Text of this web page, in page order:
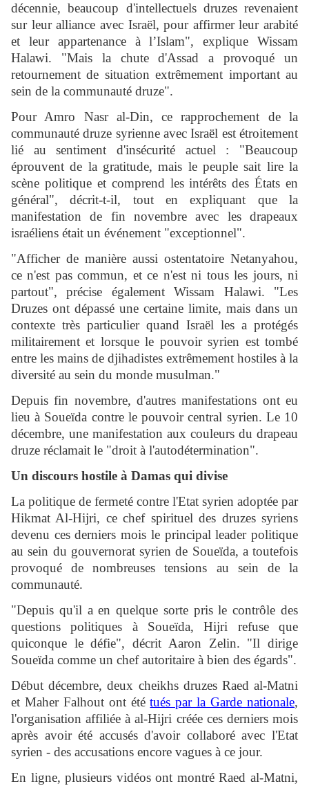
décennie, beaucoup d'intellectuels druzes revenaient
sur leur alliance avec Israël, pour affirmer leur arabité
et leur appartenance à l’Islam", explique Wissam
Halawi. "Mais la chute d'Assad a provoqué un
retournement de situation extrêmement important au
sein de la communauté druze".
Pour Amro Nasr al-Din, ce rapprochement de la
communauté druze syrienne avec Israël est étroitement
lié au sentiment d'insécurité actuel : "Beaucoup
éprouvent de la gratitude, mais le peuple sait lire la
scène politique et comprend les intérêts des États en
général", décrit-t-il, tout en expliquant que la
manifestation de fin novembre avec les drapeaux
israéliens était un événement "exceptionnel".
"Afficher de manière aussi ostentatoire Netanyahou,
ce n'est pas commun, et ce n'est ni tous les jours, ni
partout", précise également Wissam Halawi. "Les
Druzes ont dépassé une certaine limite, mais dans un
contexte très particulier quand Israël les a protégés
militairement et lorsque le pouvoir syrien est tombé
entre les mains de djihadistes extrêmement hostiles à la
diversité au sein du monde musulman."
Depuis fin novembre, d'autres manifestations ont eu
lieu à Soueïda contre le pouvoir central syrien. Le 10
décembre, une manifestation aux couleurs du drapeau
druze réclamait le "droit à l'autodétermination".
Un discours hostile à Damas qui divise
La politique de fermeté contre l'Etat syrien adoptée par
Hikmat Al-Hijri, ce chef spirituel des druzes syriens
devenu ces derniers mois le principal leader politique
au sein du gouvernorat syrien de Soueïda, a toutefois
provoqué de nombreuses tensions au sein de la
communauté.
"Depuis qu'il a en quelque sorte pris le contrôle des
questions politiques à Soueïda, Hijri refuse que
quiconque le défie", décrit Aaron Zelin. "Il dirige
Soueïda comme un chef autoritaire à bien des égards".
Début décembre, deux cheikhs druzes Raed al-Matni
et Maher Falhout ont ététués par la Garde nationale,
l'organisation affiliée à al-Hijri créée ces derniers mois
après avoir été accusés d'avoir collaboré avec l'Etat
syrien - des accusations encore vagues à ce jour.
En ligne, plusieurs vidéos ont montré Raed al-Matni,